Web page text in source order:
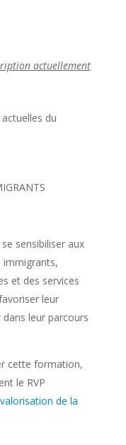
actuellement
du
sensibiliser aux
immigrants,
et des services
leur
leur parcours
cette formation,
le RVP
de la